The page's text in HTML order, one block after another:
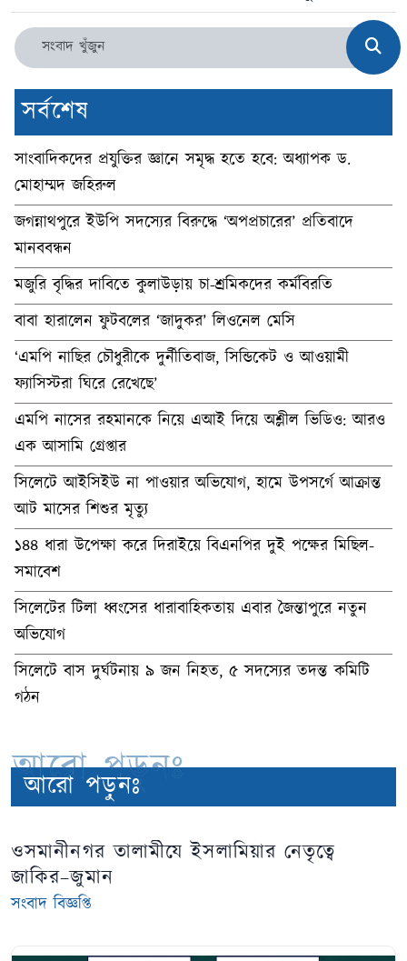
সর্বশেষ
সাংবাদিকদের প্রযুক্তির জ্ঞানে সমৃদ্ধ হতে হবে: অধ্যাপক ড.
মোহাম্মদ জহিরুল
জগন্নাথপুরে ইউপি সদস্যের বিরুদ্ধে ‘অপপ্রচারের’ প্রতিবাদে
মানববন্ধন
মজুরি বৃদ্ধির দাবিতে কুলাউড়ায় চা-শ্রমিকদের কর্মবিরতি
বাবা হারালেন ফুটবলের ‘জাদুকর’ লিওনেল মেসি
‘এমপি নাছির চৌধুরীকে দুর্নীতিবাজ, সিন্ডিকেট ও আওয়ামী
ফ্যাসিস্টরা ঘিরে রেখেছে’
এমপি নাসের রহমানকে নিয়ে এআই দিয়ে অশ্লীল ভিডিও: আরও
এক আসামি গ্রেপ্তার
সিলেটে আইসিইউ না পাওয়ার অভিযোগ, হামে উপসর্গে আক্রান্ত
আট মাসের শিশুর মৃত্যু
১৪৪ ধারা উপেক্ষা করে দিরাইয়ে বিএনপির দুই পক্ষের মিছিল-
সমাবেশ
সিলেটের টিলা ধ্বংসের ধারাবাহিকতায় এবার জৈন্তাপুরে নতুন
অভিযোগ
সিলেটে বাস দুর্ঘটনায় ৯ জন নিহত, ৫ সদস্যের তদন্ত কমিটি
গঠন
আরো পড়ুনঃ
আরো পড়ুনঃ
ওসমানীনগর তালামীযে ইসলামিয়ার নেতৃত্বে
জাকির–জুমান
সংবাদ বিজ্ঞপ্তি